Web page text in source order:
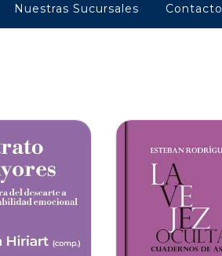
Nuestras Sucursales Contacto